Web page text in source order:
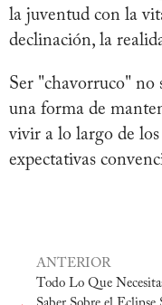
la juventud con la
declinación, la
Ser "chavorruco" no
una forma de
vivir a lo largo de los
expectativas
ANTERIOR
Todo Lo Que